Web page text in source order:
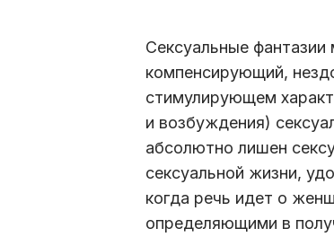
Сексуальные
компенсирующий,
стимулирующем
и возбуждения)
абсолютно лишен
сексуальной жизни,
когда речь идет о
определяющими в